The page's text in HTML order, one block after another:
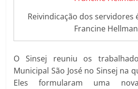
Reivindicação dos servidores
Francine
O Sinsej reuniu os
Municipal São José no Sinsej na
Eles formularam uma